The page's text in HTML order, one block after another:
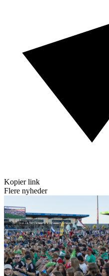
Kopier link
Flere nyheder